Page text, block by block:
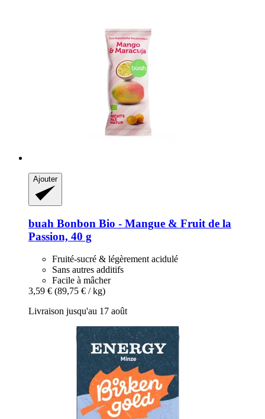
Ajouter
buah Bonbon Bio -​ Mangue & Fruit de la
Passion, 40 g
Fruité-sucré & légèrement acidulé
Sans autres additifs
Facile à mâcher
3,59 € (89,75 € / kg)
Livraison jusqu'au 17 août